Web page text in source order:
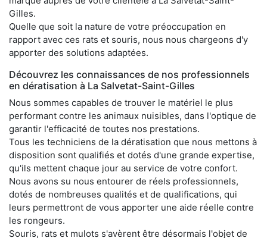
Gilles.
Quelle que soit la nature de votre préoccupation en
rapport avec ces rats et souris, nous nous chargeons d'y
apporter des solutions adaptées.
Découvrez les connaissances de nos professionnels
en dératisation à La Salvetat-Saint-Gilles
Nous sommes capables de trouver le matériel le plus
performant contre les animaux nuisibles, dans l'optique de
garantir l'efficacité de toutes nos prestations.
Tous les techniciens de la dératisation que nous mettons à
disposition sont qualifiés et dotés d'une grande expertise,
qu'ils mettent chaque jour au service de votre confort.
Nous avons su nous entourer de réels professionnels,
dotés de nombreuses qualités et de qualifications, qui
leurs permettront de vous apporter une aide réelle contre
les rongeurs.
Souris, rats et mulots s'avèrent être désormais l'objet de